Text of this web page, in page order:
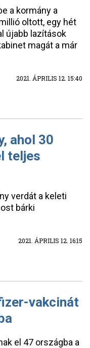
a kormány a
oltott, egy hét
újabb lazítások
magát a már
2021. ÁPRILIS 12. 15:40
ahol 30
teljes
verdát a keleti
bárki
2021. ÁPRILIS 12. 16:15
vakcinát
el 47 országba a